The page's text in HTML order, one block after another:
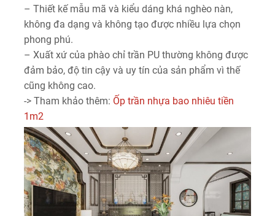
– Thiết kế mẫu mã và kiểu dáng khá nghèo nàn,
không đa dạng và không tạo được nhiều lựa chọn
phong phú.
– Xuất xứ của phào chỉ trần PU thường không được
đảm bảo, độ tin cậy và uy tín của sản phẩm vì thế
cũng không cao.
-> Tham khảo thêm: Ốp trần nhựa bao nhiêu tiền
1m2